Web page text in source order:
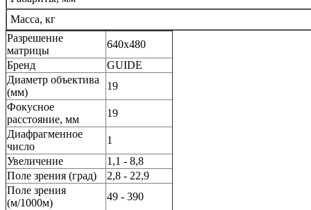
Масса, кг
Разрешение
матрицы
640x480
Бренд
GUIDE
Диаметр объектива
(мм)
19
Фокусное
расстояние, мм
19
Диафрагменное
число
1
Увеличение
1,1 - 8,8
Поле зрения (град)
2,8 - 22,9
Поле зрения
(м/1000м)
49 - 390